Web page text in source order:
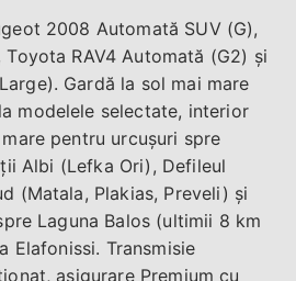
2008 Automată SUV (G),
Toyota RAV4 Automată (G2) și
Gardă la sol mai mare
modelele selectate, interior
pentru urcușuri spre
Albi (Lefka Ori), Defileul
(Matala, Plakias, Preveli) și
Laguna Balos (ultimii 8 km
Elafonissi. Transmisie
asigurare Premium cu